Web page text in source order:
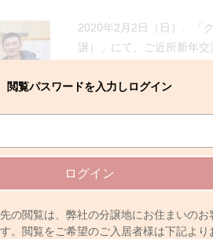
閲覧パスワードを入力しログイン
ログイン
の閲覧は、弊社の分譲地にお住まいのお
。閲覧をご希望のご入居者様は下記より
2020年2月2日（日）、「
譲）」にて、ご近所新年交
定期的に交流会を開催さ
も分譲地のみなさんで集
ーティー。飲食物は事前
気軽に続けられることをモ
マチトモ！サポート制度
人も子どもも大満足の新年